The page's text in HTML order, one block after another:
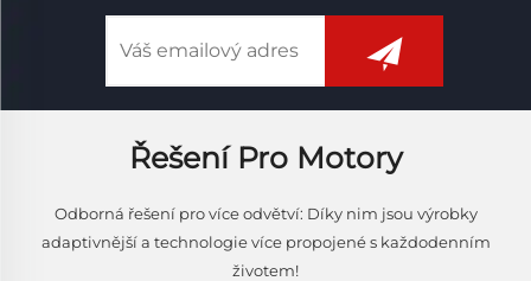
Řešení Pro Motory
Odborná řešení pro více odvětví: Díky nim jsou výrobky
adaptivnější a technologie více propojené s každodenním
životem!